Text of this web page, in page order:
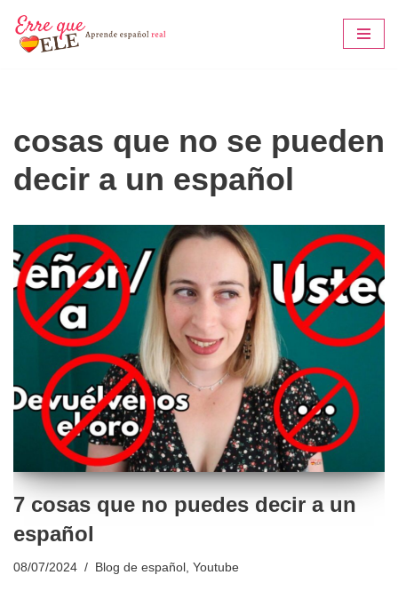
Saltar
cosas que no se pueden
decir a un español
7 cosas que no puedes decir a un
español
08/07/2024 Blog de español , Youtube